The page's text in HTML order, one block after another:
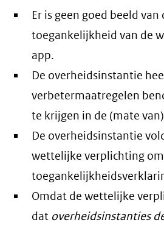
Er is geen goed beeld van
toegankelijkheid van de
app.
De overheidsinstantie
verbetermaatregelen
te krijgen in de (mate
De overheidsinstantie
wettelijke verplichting
Omdat de wettelijke
dat overheidsinstanties